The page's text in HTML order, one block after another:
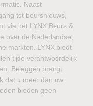
Naast
tot beursnieuws,
via het LYNX Beurs &
over de Nederlandse,
markten. LYNX biedt
tijde verantwoordelijk
Beleggen brengt
dat u meer dan uw
bieden geen